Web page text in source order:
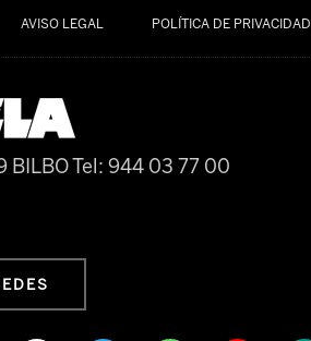
AVISO LEGAL POLÍTICA DE PRIVACIDAD
BILBOTel: 944 03 77 00